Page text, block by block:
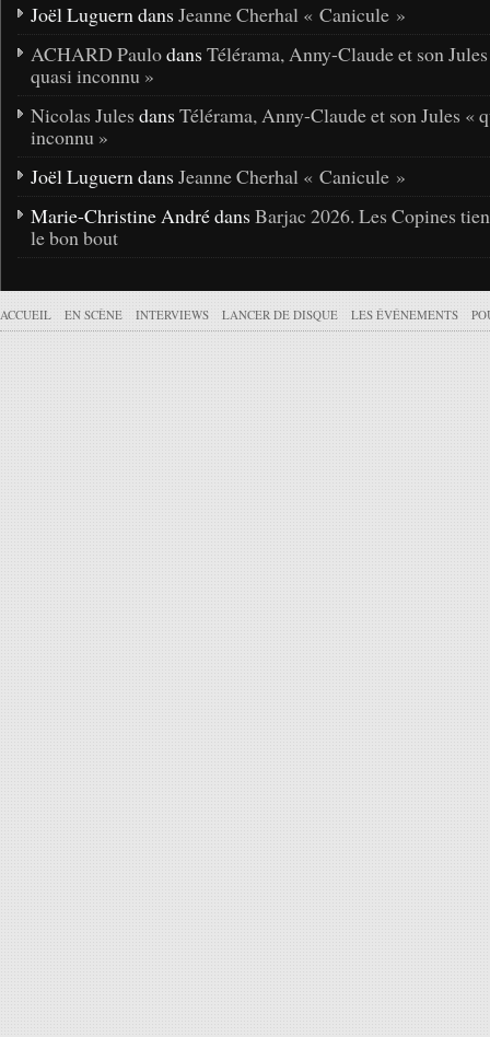
Joël Luguern dans Jeanne Cherhal « Canicule »
ACHARD Paulodans Télérama, Anny-Claude et son
quasi inconnu »
Nicolas Jules dans Télérama, Anny-Claude et son Jules «
inconnu »
Joël Luguern dans Jeanne Cherhal « Canicule »
Marie-Christine André dans Barjac 2026. Les Copines
le bon bout
ACCUEIL EN SCÈNE INTERVIEWS LANCER DE DISQUE LES ÉVÉNEMENTS